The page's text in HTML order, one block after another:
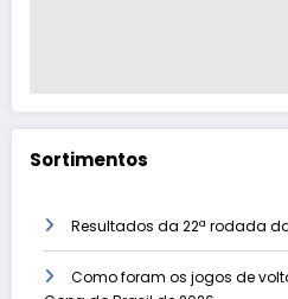
Sortimentos
Resultados da 22ª rodada
Como foram os jogos de